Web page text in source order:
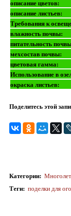
описание цветов:
описание листьев:
Требования к
влажность почвы:
питательность
мехсостав почвы:
цветовая гамма:
Использование в
окраска листьев:
Поделитесь этой
Категории:
Теги: поделки для